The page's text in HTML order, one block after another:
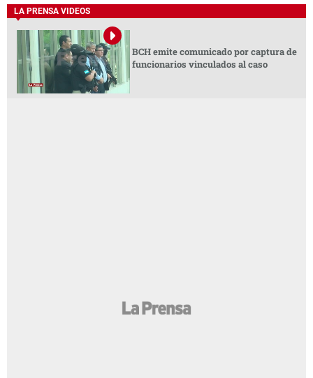
LA PRENSA VIDEOS
BCH emite comunicado por captura de
funcionarios vinculados al caso